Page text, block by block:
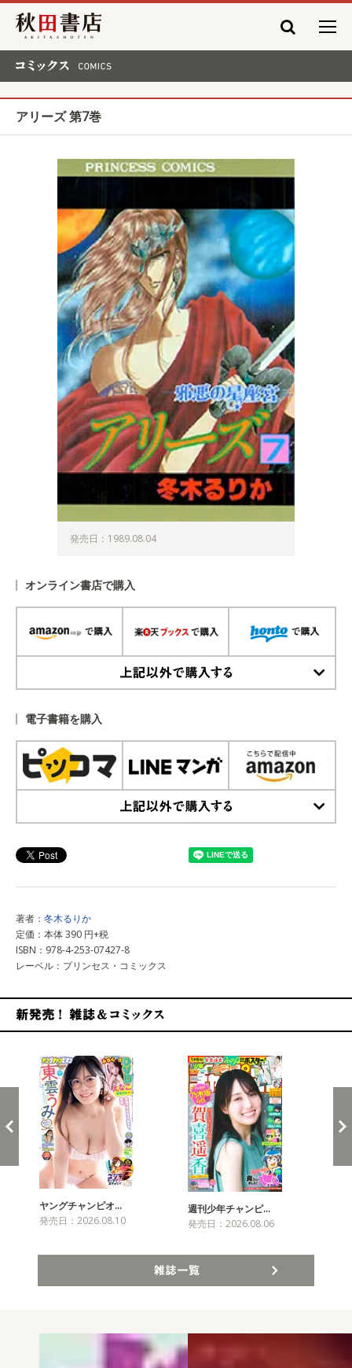
秋田書店
アリーズ 第7巻
発売日：1989.08.04
オンライン書店で購入
電子書籍を購入
著者： 冬木るりか
定価：本体 390 円+税
ISBN：978-4-253-07427-8
レーベル：プリンセス・コミックス
ヤングチャンピオ…
発売日：2026.08.10
週刊少年チャンピ…
発売日：2026.08.06